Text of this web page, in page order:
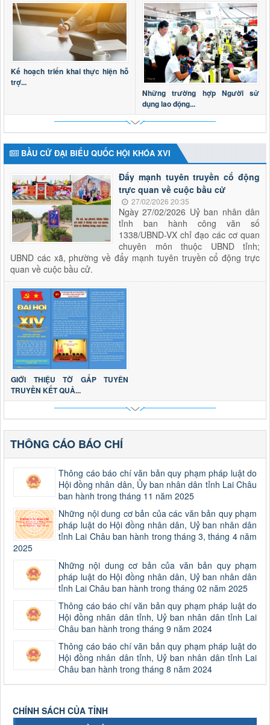
Kế hoạch triển khai thực hiện hỗ
trợ...
Những trường hợp Người sử
dụng lao động...
BẦU CỬ ĐẠI BIỂU QUỐC HỘI KHÓA XVI
Đẩy mạnh tuyên truyền cổ động
trực quan về cuộc bầu cử
27/02/2026 20:35
Ngày 27/02/2026 Uỷ ban nhân dân
tỉnh ban hành công văn số
1338/UBND-VX chỉ đạo các cơ quan
chuyên môn thuộc UBND tỉnh;
UBND các xã, phường về đẩy mạnh tuyên truyền cổ động trực
quan về cuộc bầu cử.
GIỚI THIỆU TỜ GẤP TUYÊN
TRUYỀN KẾT QUẢ...
THÔNG CÁO BÁO CHÍ
Thông cáo báo chí văn bản quy phạm pháp luật do
Hội đồng nhân dân, Ủy ban nhân dân tỉnh Lai Châu
ban hành trong tháng 11 năm 2025
Những nội dung cơ bản của các văn bản quy phạm
pháp luật do Hội đồng nhân dân, Uỷ ban nhân dân
tỉnh Lai Châu ban hành trong tháng 3, tháng 4 năm
2025
Những nội dung cơ bản của văn bản quy phạm
pháp luật do Hội đồng nhân dân, Uỷ ban nhân dân
tỉnh Lai Châu ban hành trong tháng 02 năm 2025
Thông cáo báo chí văn bản quy phạm pháp luật do
Hội đồng nhân dân tỉnh, Uỷ ban nhân dân tỉnh Lai
Châu ban hành trong tháng 9 năm 2024
Thông cáo báo chí văn bản quy phạm pháp luật do
Hội đồng nhân dân tỉnh, Uỷ ban nhân dân tỉnh Lai
Châu ban hành trong tháng 8 năm 2024
CHÍNH SÁCH CỦA TỈNH